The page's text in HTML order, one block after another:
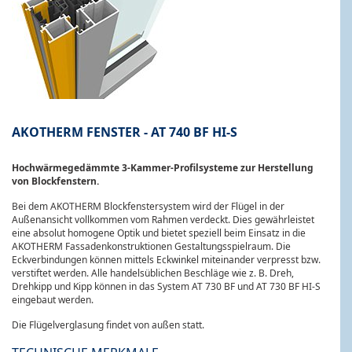
AKOTHERM FENSTER - AT 740 BF HI-S
Hochwärmegedämmte 3-Kammer-Profilsysteme zur Herstellung
von Blockfenstern.
Bei dem AKOTHERM Blockfenstersystem wird der Flügel in der
Außenansicht vollkommen vom Rahmen verdeckt. Dies gewährleistet
eine absolut homogene Optik und bietet speziell beim Einsatz in die
AKOTHERM Fassadenkonstruktionen Gestaltungsspielraum. Die
Eckverbindungen können mittels Eckwinkel miteinander verpresst bzw.
verstiftet werden. Alle handelsüblichen Beschläge wie z. B. Dreh,
Drehkipp und Kipp können in das System AT 730 BF und AT 730 BF HI-S
eingebaut werden.
Die Flügelverglasung findet von außen statt.